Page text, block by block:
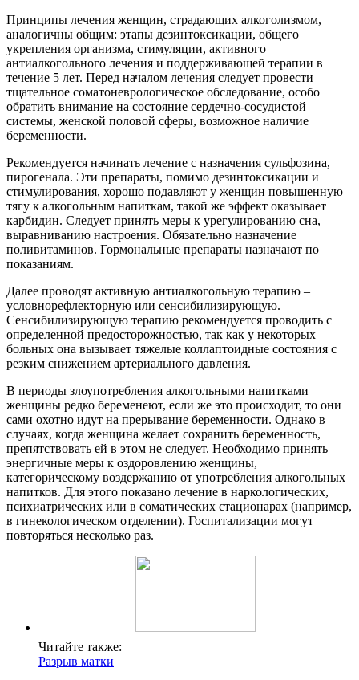
Принципы лечения женщин, страдающих алкоголизмом,
аналогичны общим: этапы дезинтоксикации, общего
укрепления организма, стимуляции, активного
антиалкогольного лечения и поддерживающей терапии в
течение 5 лет. Перед началом лечения следует провести
тщательное соматоневрологическое обследование, особо
обратить внимание на состояние сердечно-сосудистой
системы, женской половой сферы, возможное наличие
беременности.
Рекомендуется начинать лечение с назначения сульфозина,
пирогенала. Эти препараты, помимо дезинтоксикации и
стимулирования, хорошо подавляют у женщин повышенную
тягу к алкогольным напиткам, такой же эффект оказывает
карбидин. Следует принять меры к урегулированию сна,
выравниванию настроения. Обязательно назначение
поливитаминов. Гормональные препараты назначают по
показаниям.
Далее проводят активную антиалкогольную терапию –
условнорефлекторную или сенсибилизирующую.
Сенсибилизирующую терапию рекомендуется проводить с
определенной предосторожностью, так как у некоторых
больных она вызывает тяжелые коллаптоидные состояния с
резким снижением артериального давления.
В периоды злоупотребления алкогольными напитками
женщины редко беременеют, если же это происходит, то они
сами охотно идут на прерывание беременности. Однако в
случаях, когда женщина желает сохранить беременность,
препятствовать ей в этом не следует. Необходимо принять
энергичные меры к оздоровлению женщины,
категорическому воздержанию от употребления алкогольных
напитков. Для этого показано лечение в наркологических,
психиатрических или в соматических стационарах (например,
в гинекологическом отделении). Госпитализации могут
повторяться несколько раз.
Читайте также:
Разрыв матки